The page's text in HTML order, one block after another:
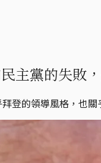
主黨的失敗
登的領導風格，也關